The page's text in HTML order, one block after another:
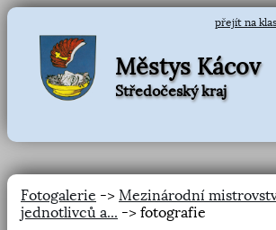
přejít na
Městys Kácov
Středočeský kraj
Fotogalerie -> Mezinárodní
jednotlivců a... -> fotografie